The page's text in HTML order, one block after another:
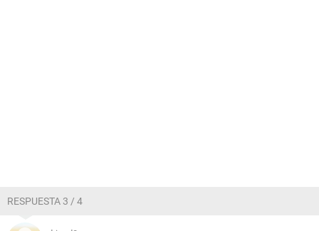
RESPUESTA 3 / 4